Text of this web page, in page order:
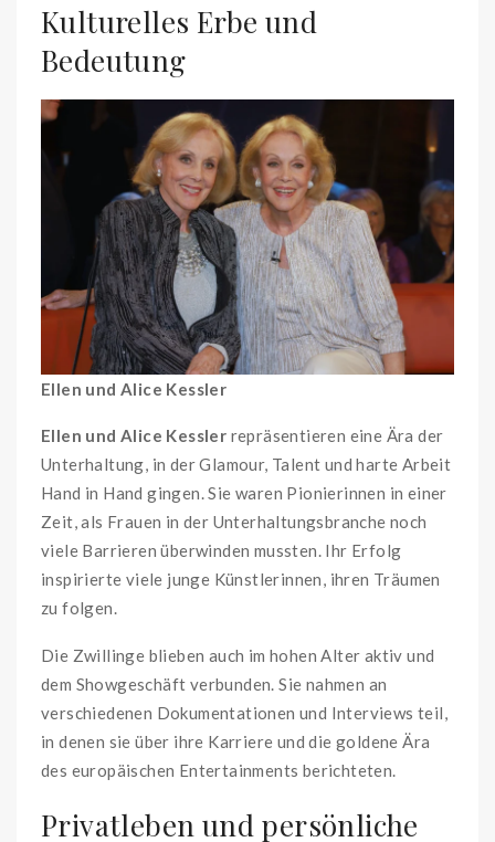
Kulturelles Erbe und
Bedeutung
Ellen und Alice Kessler
Ellen und Alice Kessler repräsentieren eine Ära der
Unterhaltung, in der Glamour, Talent und harte Arbeit
Hand in Hand gingen. Sie waren Pionierinnen in einer
Zeit, als Frauen in der Unterhaltungsbranche noch
viele Barrieren überwinden mussten. Ihr Erfolg
inspirierte viele junge Künstlerinnen, ihren Träumen
zu folgen.
Die Zwillinge blieben auch im hohen Alter aktiv und
dem Showgeschäft verbunden. Sie nahmen an
verschiedenen Dokumentationen und Interviews teil,
in denen sie über ihre Karriere und die goldene Ära
des europäischen Entertainments berichteten.
Privatleben und persönliche